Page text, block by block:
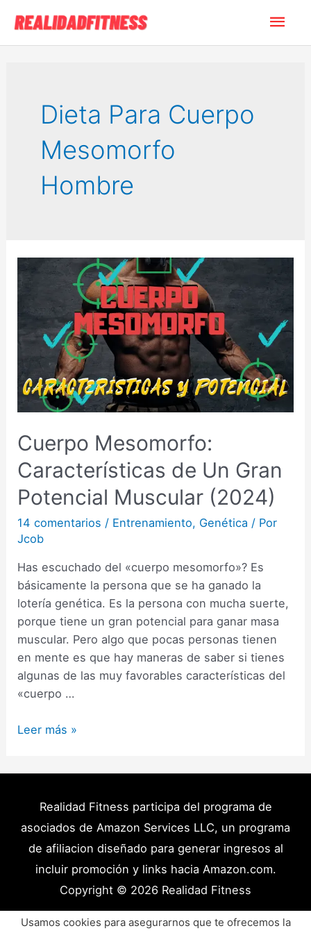
contenido
Dieta Para Cuerpo
Mesomorfo
Hombre
Cuerpo Mesomorfo:
Características de Un Gran
Potencial Muscular (2024)
14 comentarios / Entrenamiento, Genética / Por
Jcob
Has escuchado del «cuerpo mesomorfo»? Es
básicamente la persona que se ha ganado la
lotería genética. Es la persona con mucha suerte,
porque tiene un gran potencial para ganar masa
muscular. Pero algo que pocas personas tienen
en mente es que hay maneras de saber si tienes
algunas de las muy favorables características del
«cuerpo …
Cuerpo
Muscular
(2024)
Leer más »
Realidad Fitness participa del programa de
asociados de Amazon Services LLC, un programa
de afiliacion diseñado para generar ingresos al
incluir promoción y links hacia Amazon.com.
Copyright © 2026 Realidad Fitness
Políticas de Privacidad – Términos y Condiciones
Usamos cookies para asegurarnos que te ofrecemos la